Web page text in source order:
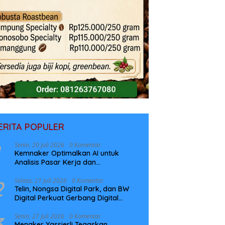
POPULER
Senin, 20 Juli 2026 0 Komentar
Kemnaker Optimalkan AI untuk
Analisis Pasar Kerja dan
Selasa, 21 Juli 2026 0 Komentar
Telin, Nongsa Digital Park, dan BW
Digital Perkuat Gerbang Digital
NCC
Senin, 27 Juli 2026 0 Komentar